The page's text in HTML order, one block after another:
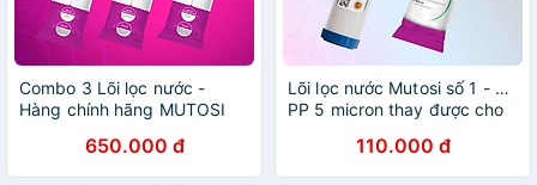
Combo 3 Lõi lọc nước -
Hàng chính hãng MUTOSI
nhanh - Sử dụng cho máy
lọc nước RO
650.000 đ
Lõi lọc nước Mutosi số 1 - Lõi
PP 5 micron thay được cho
- LOIPP5M110.000 đ